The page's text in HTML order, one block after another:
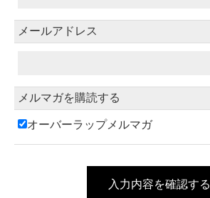
メールアドレス
メルマガを購読する
オーバーラップメルマガ
入力内容を確認する